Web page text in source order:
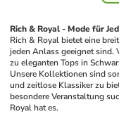
Rich & Royal - Mode für
Rich & Royal bietet eine
jeden Anlass geeignet
zu eleganten Tops in
Unsere Kollektionen sind
und zeitlose Klassiker zu
besondere Veranstaltung
Royal hat es.